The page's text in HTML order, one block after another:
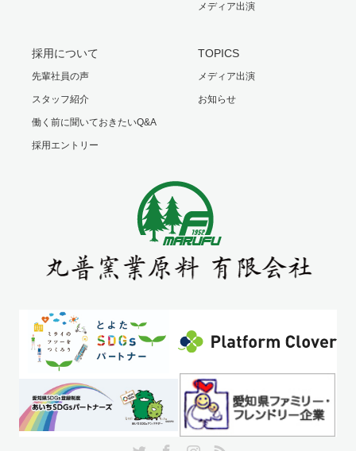
メディア出演
採用について
先輩社員の声
スタッフ紹介
働く前に聞いておきたいQ&A
採用エントリー
TOPICS
メディア出演
お知らせ